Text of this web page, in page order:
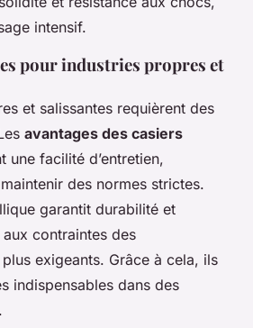
intensif.
pour industries propres et
et salissantes requièrent des
avantages des casiers
une facilité d’entretien,
des normes strictes.
garantit durabilité et
contraintes des
exigeants. Grâce à cela, ils
indispensables dans des